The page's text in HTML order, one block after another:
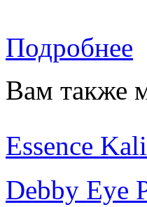
Подробнее
Вам также
Essence
Debby Eye